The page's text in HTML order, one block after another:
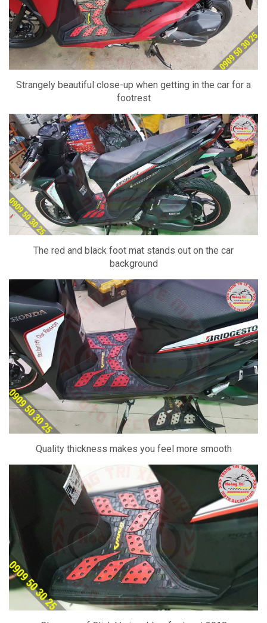
Strangely beautiful close-up when getting in the car for a
footrest
The red and black foot mat stands out on the car
background
Quality thickness makes you feel more smooth